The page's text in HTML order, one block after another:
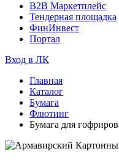
B2B Маркетплейс
Тендерная площадка
ФинИнвест
Портал
Вход в ЛК
Главная
Каталог
Бумага
Флютинг
Бумага для